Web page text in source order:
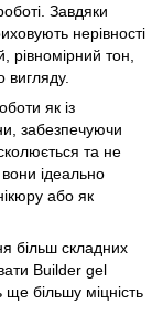
Завдяки
нерівності
рівномірний тон,
вигляду.
як із
забезпечуючи
та не
вони ідеально
або як
більш складних
Builder gel
більшу міцність